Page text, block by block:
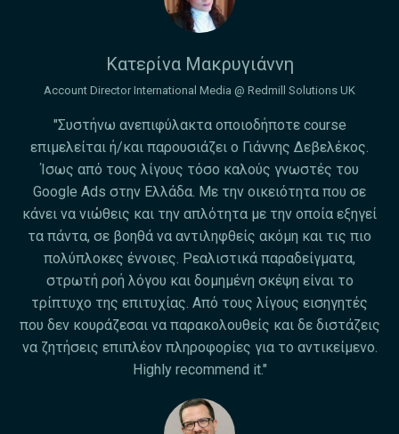
Κατερίνα Μακρυγιάννη
Account Director International Media @ Redmill Solutions UK
"Συστήνω ανεπιφύλακτα οποιοδήποτε course
επιμελείται ή/και παρουσιάζει ο Γιάννης Δεβελέκος.
Ίσως από τους λίγους τόσο καλούς γνωστές του
Google Ads στην Ελλάδα. Με την οικειότητα που σε
κάνει να νιώθεις και την απλότητα με την οποία εξηγεί
τα πάντα, σε βοηθά να αντιληφθείς ακόμη και τις πιο
πολύπλοκες έννοιες. Ρεαλιστικά παραδείγματα,
στρωτή ροή λόγου και δομημένη σκέψη είναι το
τρίπτυχο της επιτυχίας. Από τους λίγους εισηγητές
που δεν κουράζεσαι να παρακολουθείς και δε διστάζεις
να ζητήσεις επιπλέον πληροφορίες για το αντικείμενο.
Highly recommend it."